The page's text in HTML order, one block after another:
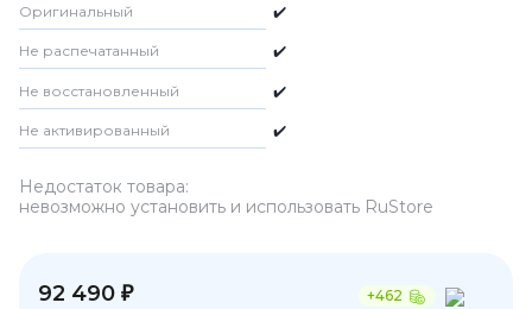
Оригинальный ✔️
Не распечатанный ✔️
Не восстановленный ✔️
Не активированный ✔️
Недостаток товара:
невозможно установить и использовать RuStore
92 490 ₽ +462